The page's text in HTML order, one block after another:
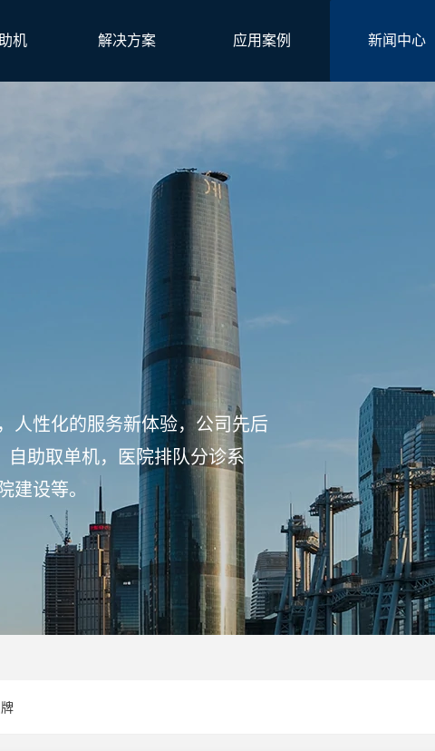
机 解决方案 应用案例 新闻中心
人性化的服务新体验，公司先后
自助取单机，医院排队分诊系
建设等。